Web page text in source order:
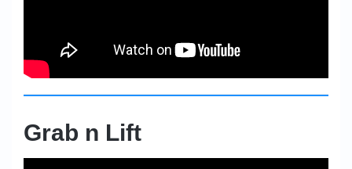
Grab n Lift